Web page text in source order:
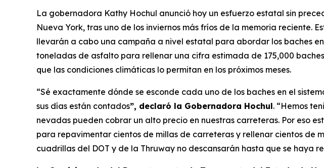
La gobernadora Kathy Hochul anunció hoy un esfuerzo estatal sin
Nueva York, tras uno de los inviernos más fríos de la memoria reciente.
llevarán a cabo una campaña a nivel estatal para abordar los baches
toneladas de asfalto para rellenar una cifra estimada de 175,000
que las condiciones climáticas lo permitan en los próximos meses.
“Sé exactamente dónde se esconde cada uno de los baches en el
sus días están contados”, declaró la Gobernadora Hochul. “Hemos
nevadas pueden cobrar un alto precio en nuestras carreteras. Por eso
para repavimentar cientos de millas de carreteras y rellenar cientos de
cuadrillas del DOT y de la Thruway no descansarán hasta que se haya